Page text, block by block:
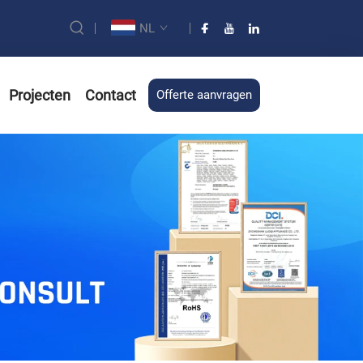
NL
Projecten Contact Offerte aanvragen